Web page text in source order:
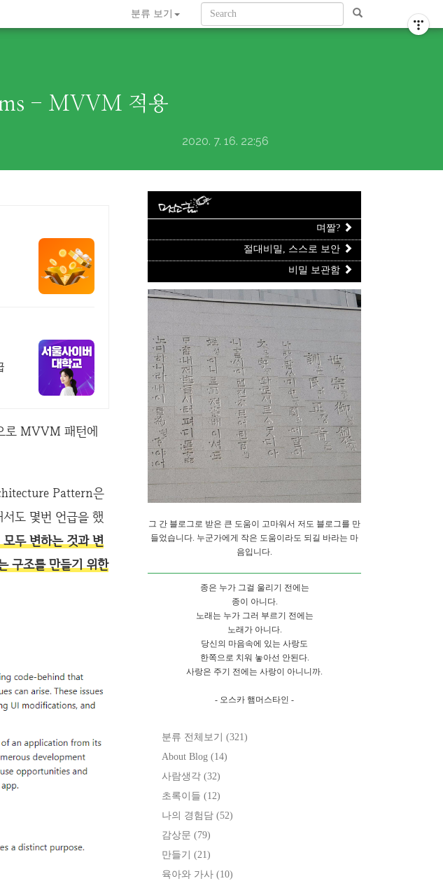
분류 보기
- MVVM 적용
2020. 7. 16. 22:56
로 MVVM 패턴에
Pattern은
도 몇번 언급을 했
두 변하는 것과 변
구조를 만들기 위한
며짤?
절대비밀, 스스로 보안
비밀 보관함
그 간 블로그로 받은 큰 도움이 고마워서 저도 블로그를 만
들었습니다. 누군가에게 작은 도움이라도 되길 바라는 마
음입니다.
종은 누가 그걸 울리기 전에는
종이 아니다.
노래는 누가 그러 부르기 전에는
노래가 아니다.
당신의 마음속에 있는 사랑도
한쪽으로 치워 놓아선 안된다.
사랑은 주기 전에는 사랑이 아니니까.
- 오스카 햄머스타인 -
분류 전체보기 (321)
About Blog (14)
사람생각 (32)
초록이들 (12)
나의 경험담 (52)
감상문 (79)
만들기 (21)
육아와 가사 (10)
티스토리툴바